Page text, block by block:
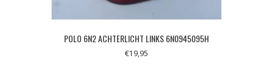
POLO 6N2 ACHTERLICHT LINKS 6N0945095H
€19,95